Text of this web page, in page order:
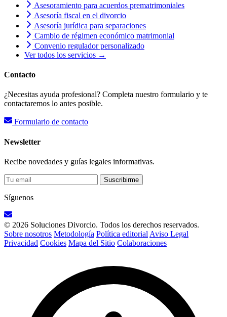
Asesoramiento para acuerdos prematrimoniales
Asesoría fiscal en el divorcio
Asesoría jurídica para separaciones
Cambio de régimen económico matrimonial
Convenio regulador personalizado
Ver todos los servicios →
Contacto
¿Necesitas ayuda profesional? Completa nuestro formulario y te
contactaremos lo antes posible.
Formulario de contacto
Newsletter
Recibe novedades y guías legales informativas.
Suscribirme
Síguenos
© 2026 Soluciones Divorcio. Todos los derechos reservados.
Sobre nosotros Metodología Política editorial Aviso Legal
Privacidad Cookies Mapa del Sitio Colaboraciones